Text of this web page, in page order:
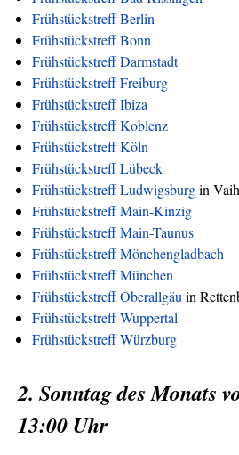
Frühstückstreff Berlin
Frühstückstreff Bonn
Frühstückstreff Darmstadt
Frühstückstreff Freiburg
Frühstückstreff Ibiza
Frühstückstreff Koblenz
Frühstückstreff Köln
Frühstückstreff Lübeck
Frühstückstreff Ludwigsburgin
Frühstückstreff Main-Kinzig
Frühstückstreff Main-Taunus
Frühstückstreff Mönchengladbach
Frühstückstreff München
Frühstückstreff Oberallgäu in
Frühstückstreff Wuppertal
Frühstückstreff Würzburg
2. Sonntag des Monats
13:00 Uhr